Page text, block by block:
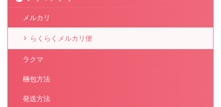
メルカリ
らくらくメルカリ便
ラクマ
梱包方法
発送方法